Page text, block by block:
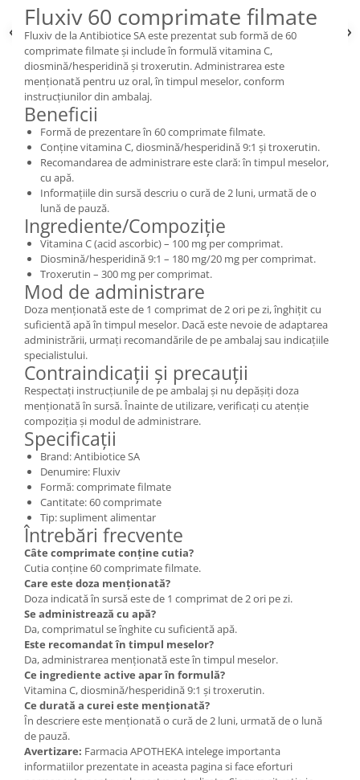
Fluxiv 60 comprimate filmate
Fluxiv de la Antibiotice SA este prezentat sub formă de 60
comprimate filmate și include în formulă vitamina C,
diosmină/hesperidină și troxerutin. Administrarea este
menționată pentru uz oral, în timpul meselor, conform
instrucțiunilor din ambalaj.
Beneficii
Formă de prezentare în 60 comprimate filmate.
Conține vitamina C, diosmină/hesperidină 9:1 și troxerutin.
Recomandarea de administrare este clară: în timpul meselor,
cu apă.
Informațiile din sursă descriu o cură de 2 luni, urmată de o
lună de pauză.
Ingrediente/Compoziție
Vitamina C (acid ascorbic) – 100 mg per comprimat.
Diosmină/hesperidină 9:1 – 180 mg/20 mg per comprimat.
Troxerutin – 300 mg per comprimat.
Mod de administrare
Doza menționată este de 1 comprimat de 2 ori pe zi, înghițit cu
suficientă apă în timpul meselor. Dacă este nevoie de adaptarea
administrării, urmați recomandările de pe ambalaj sau indicațiile
specialistului.
Contraindicații și precauții
Respectați instrucțiunile de pe ambalaj și nu depășiți doza
menționată în sursă. Înainte de utilizare, verificați cu atenție
compoziția și modul de administrare.
Specificații
Brand: Antibiotice SA
Denumire: Fluxiv
Formă: comprimate filmate
Cantitate: 60 comprimate
Tip: supliment alimentar
Întrebări frecvente
Câte comprimate conține cutia?
Cutia conține 60 comprimate filmate.
Care este doza menționată?
Doza indicată în sursă este de 1 comprimat de 2 ori pe zi.
Se administrează cu apă?
Da, comprimatul se înghite cu suficientă apă.
Este recomandat în timpul meselor?
Da, administrarea menționată este în timpul meselor.
Ce ingrediente active apar în formulă?
Vitamina C, diosmină/hesperidină 9:1 și troxerutin.
Ce durată a curei este menționată?
În descriere este menționată o cură de 2 luni, urmată de o lună
de pauză.
Avertizare: Farmacia APOTHEKA intelege importanta
informatiilor prezentate in aceasta pagina si face eforturi